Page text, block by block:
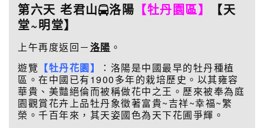
第六天 老君山 洛陽 【牡丹園區】
【天
堂~明堂】
上午再度返回－洛陽 。
遊覽 【牡丹花園】
：洛陽是中國最早的牡丹種植
區。在中國已有1900多年的栽培歷史。以其雍容
華貴、美豔絕倫而被稱做花中之王。歷來被奉為庭
園觀賞花卉上品牡丹象徵著富貴~吉祥~幸福~繁
榮。千百年來，其天姿國色為天下花圃爭輝。